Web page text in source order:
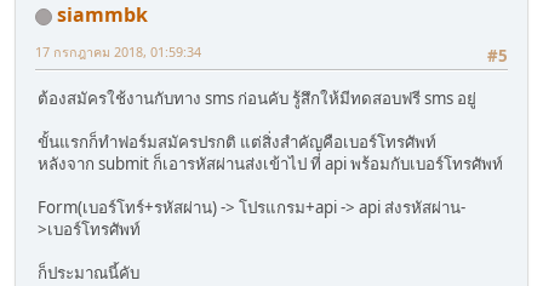
siammbk
#5
17 กรกฎาคม 2018, 01:59:34
ต้องสมัครใช้งานกับทาง sms ก่อนคับ รู้สึกให้มีทดสอบฟรี sms อยู่
ขั้นแรกก็ทำฟอร์มสมัครปรกติ แต่สิ่งสำคัญคือเบอร์โทรศัพท์
หลังจาก submit ก็เอารหัสผ่านส่งเข้าไป ที่ api พร้อมกับเบอร์โทรศัพท์
Form(เบอร์โทร์+รหัสผ่าน) -> โปรแกรม+api -> api ส่งรหัสผ่าน-
>เบอร์โทรศัพท์
ก็ประมาณนี้คับ